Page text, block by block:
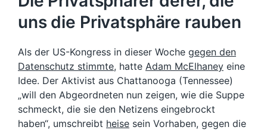
uns die Privatsphäre rauben
Als der US-Kongress in dieser Woche gegen den
Datenschutz stimmte, hatte Adam McElhaney eine
Idee. Der Aktivist aus Chattanooga (Tennessee)
„will den Abgeordneten nun zeigen, wie die Suppe
schmeckt, die sie den Netizens eingebrockt
haben“, umschreibt heise sein Vorhaben, gegen die